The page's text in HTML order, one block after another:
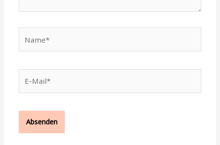
Mail*